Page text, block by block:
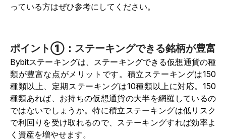
っている方はぜひ参考にしてください。
ポイント①：ステーキングできる銘柄が豊富
Bybitステーキングは、ステーキングできる仮想通貨の種
類が豊富な点がメリットです。積立ステーキングは150
種類以上、定期ステーキングは10種類以上に対応。150
種類あれば、お持ちの仮想通貨の大半を網羅しているの
ではないでしょうか。特に積立ステーキングは低リスク
で利回りを受け取れるので、ステーキングすれば効率よ
く資産を増やせます。